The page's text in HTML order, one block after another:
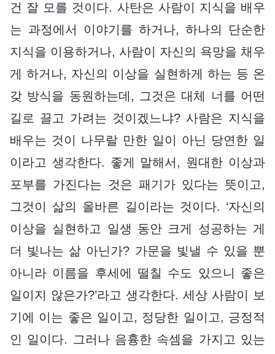
건 잘 모를 것이다. 사탄은 사람이 지식을 배우
는 과정에서 이야기를 하거나, 하나의 단순한
지식을 이용하거나, 사람이 자신의 욕망을 채우
게 하거나, 자신의 이상을 실현하게 하는 등 온
갖 방식을 동원하는데, 그것은 대체 너를 어떤
길로 끌고 가려는 것이겠느냐? 사람은 지식을
배우는 것이 나무랄 만한 일이 아닌 당연한 일
이라고 생각한다. 좋게 말해서, 원대한 이상과
포부를 가진다는 것은 패기가 있다는 뜻이고,
그것이 삶의 올바른 길이라는 것이다. ‘자신의
이상을 실현하고 일생 동안 크게 성공하는 게
더 빛나는 삶 아닌가? 가문을 빛낼 수 있을 뿐
아니라 이름을 후세에 떨칠 수도 있으니 좋은
일이지 않은가?’라고 생각한다. 세상 사람이 보
기에 이는 좋은 일이고, 정당한 일이고, 긍정적
인 일이다. 그러나 음흉한 속셈을 가지고 있는